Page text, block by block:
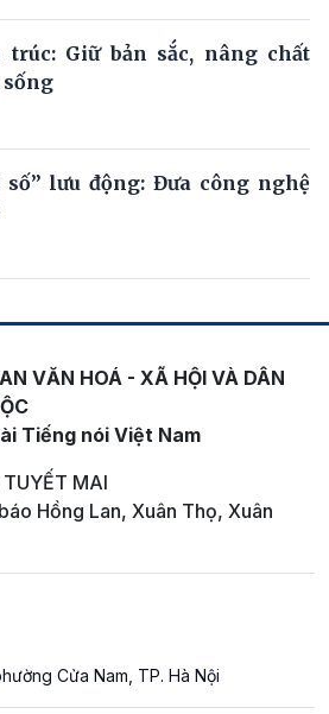
trúc: Giữ bản sắc, nâng chất
lưu động: Đưa công nghệ
VĂN HOÁ - XÃ HỘI VÀ DÂN
Tiếng nói Việt Nam
MAI
Hồng Lan, Xuân Thọ, Xuân
Cửa Nam, TP. Hà Nội